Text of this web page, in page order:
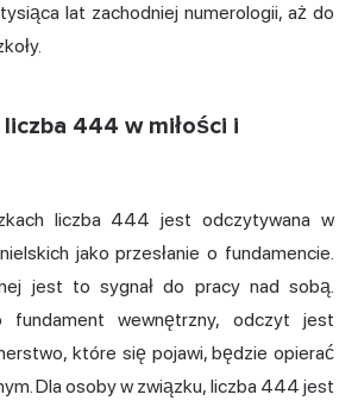
lat zachodniej numerologii, aż do
444 w miłości i
liczba 444 jest odczytywana w
jako przesłanie o fundamencie.
jest to sygnał do pracy nad sobą.
fundament wewnętrzny, odczyt jest
które się pojawi, będzie opierać
Dla osoby w związku, liczba 444 jest